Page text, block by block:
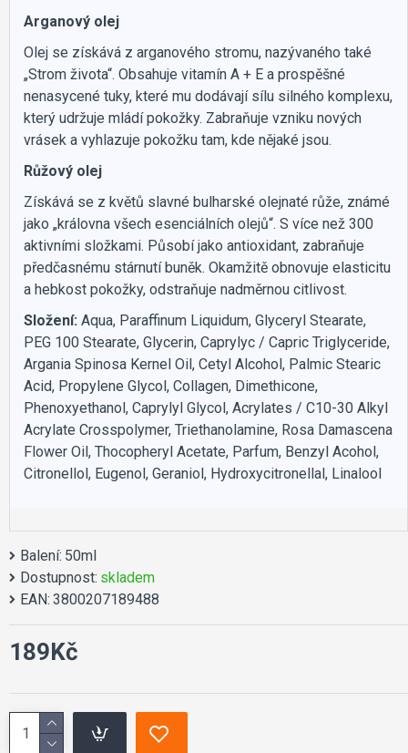
Arganový olej
Olej se získává z arganového stromu, nazývaného také
„Strom života“. Obsahuje vitamín A + E a prospěšné
nenasycené tuky, které mu dodávají sílu silného komplexu,
který udržuje mládí pokožky. Zabraňuje vzniku nových
vrásek a vyhlazuje pokožku tam, kde nějaké jsou.
Růžový olej
Získává se z květů slavné bulharské olejnaté růže, známé
jako „královna všech esenciálních olejů“. S více než 300
aktivními složkami. Působí jako antioxidant, zabraňuje
předčasnému stárnutí buněk. Okamžitě obnovuje elasticitu
a hebkost pokožky, odstraňuje nadměrnou citlivost.
Složení: Aqua, Paraffinum Liquidum, Glyceryl Stearate,
PEG 100 Stearate, Glycerin, Caprylyc / Capric Triglyceride,
Argania Spinosa Kernel Oil, Cetyl Alcohol, Palmic Stearic
Acid, Propylene Glycol, Collagen, Dimethicone,
Phenoxyethanol, Caprylyl Glycol, Acrylates / C10-30 Alkyl
Acrylate Crosspolymer, Triethanolamine, Rosa Damascena
Flower Oil, Thocopheryl Acetate, Parfum, Benzyl Acohol,
Citronellol, Eugenol, Geraniol, Hydroxycitronellal, Linalool
Balení: 50ml
Dostupnost: skladem
EAN: 3800207189488
189Kč